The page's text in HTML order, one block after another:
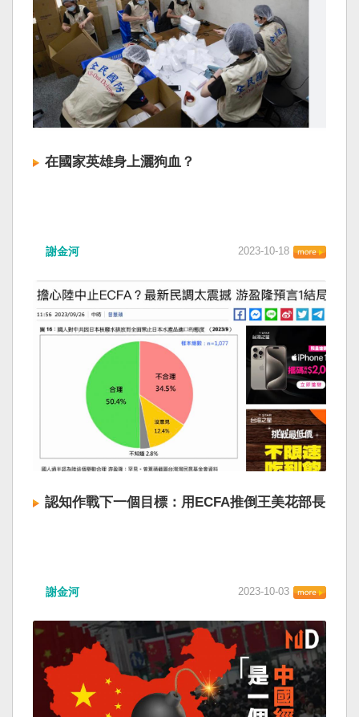
在國家英雄身上灑狗血？
謝金河 2023-10-18
認知作戰下一個目標：用ECFA推倒王美花部長
謝金河 2023-10-03